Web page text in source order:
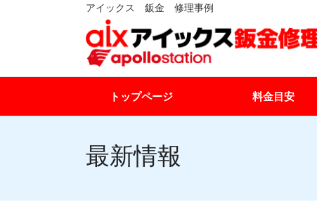
アイックス 鈑金 修理事例
トップページ 料金目安
最新情報